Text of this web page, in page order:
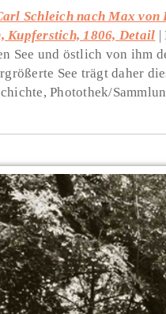
Schleich nach Max
Kupferstich, 1806, Detail
See und östlich von ihm
See trägt daher
Photothek/